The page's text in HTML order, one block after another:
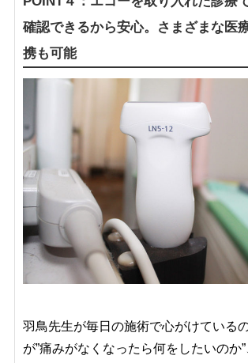
確認できるから安心。さまざまな医
携も可能
羽鳥先生が毎日の施術で心がけている
が”痛みがなくなったら何をしたいのか